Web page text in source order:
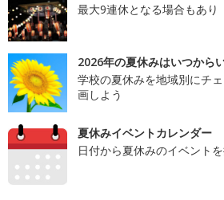
最大9連休となる場合もあり
2026年の夏休みはいつから
学校の夏休みを地域別にチ
画しよう
夏休みイベントカレンダー
日付から夏休みのイベント